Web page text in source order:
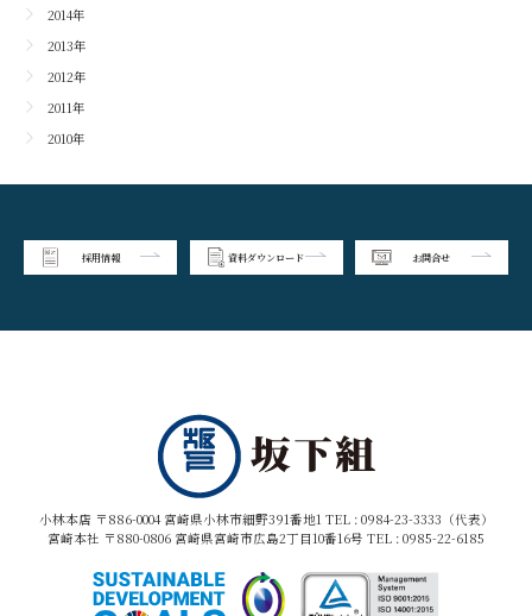
2014年
2013年
2012年
2011年
2010年
採用情報 資料ダウンロード お問合せ
小林本店 〒886-0004 宮崎県小林市細野391番地1 TEL : 0984-23-3333（代表）
宮崎本社 〒880-0806 宮崎県宮崎市広島2丁目10番16号 TEL : 0985-22-6185